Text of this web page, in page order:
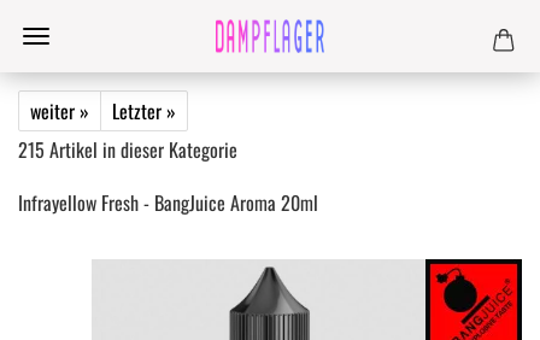
weiter »
Letzter »
215 Artikel in dieser Kategorie
Infrayellow Fresh - BangJuice Aroma 20ml